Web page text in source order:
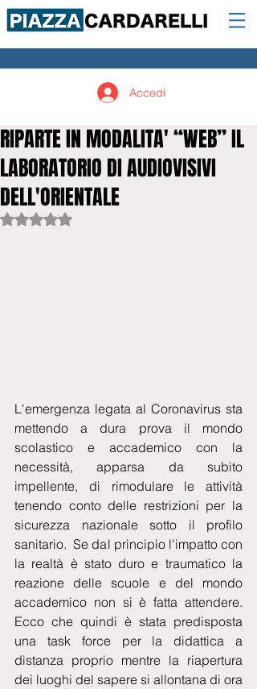
Accedi
RIPARTE IN MODALITA' “WEB” IL
LABORATORIO DI AUDIOVISIVI
DELL'ORIENTALE
Valutazione NaN stelle su 5.
L'emergenza legata al Coronavirus sta
mettendo a dura prova il mondo
scolastico e accademico con la
necessità, apparsa da subito
impellente, di rimodulare le attività
tenendo conto delle restrizioni per la
sicurezza nazionale sotto il profilo
sanitario.  Se dal principio l'impatto con
la realtà è stato duro e traumatico la
reazione delle scuole e del mondo
accademico non si è fatta attendere.
Ecco che quindi è stata predisposta
una task force per la didattica a
distanza proprio mentre la riapertura
dei luoghi del sapere si allontana di ora